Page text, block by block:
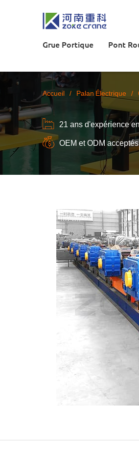
Grue Portique Pont
Accueil / Palan Électrique /
21 ans d'expérience
OEM et ODM acceptés